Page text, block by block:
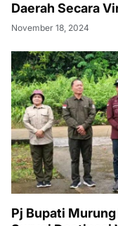
Daerah Secara
November 18, 2024
Pj Bupati